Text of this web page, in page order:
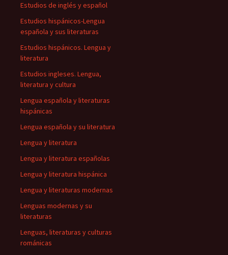
Estudios de inglés y español
Estudios hispánicos-Lengua
española y sus literaturas
Estudios hispánicos. Lengua y
literatura
Estudios ingleses. Lengua,
literatura y cultura
Lengua española y literaturas
hispánicas
Lengua española y su literatura
Lengua y literatura
Lengua y literatura españolas
Lengua y literatura hispánica
Lengua y literaturas modernas
Lenguas modernas y su
literaturas
Lenguas, literaturas y culturas
románicas